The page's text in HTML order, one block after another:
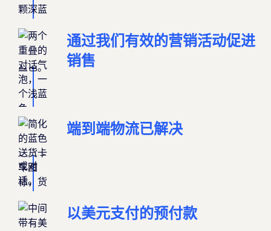
通过我们有效的营销活动促进
销售
端到端物流已解决
以美元支付的预付款